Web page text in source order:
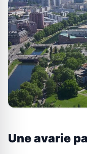
Une avarie